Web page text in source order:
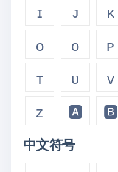
ɪ
ᴊ ᴋ
ᴏ
ᴏ ᴘ
ᴛ
ᴜ ᴠ
ᴢ
🅰 🅱
中文符号